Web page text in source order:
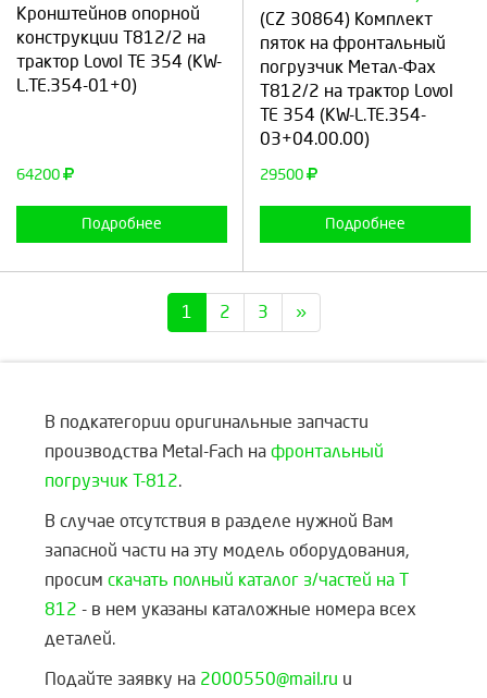
Кронштейнов опорной
конструкции T812/2 на
трактор Lovol TE 354 (KW-
L.TE.354-01+0)
64200
Подробнее
Продолжить
(CZ 30864) Комплект
пяток на фронтальный
погрузчик Метал-Фах
T812/2 на трактор Lovol
TE 354 (KW-L.TE.354-
03+04.00.00)
29500
Подробнее
Продолжить Отмена
1 2 3 »
В подкатегории оригинальные запчасти
производства Metal-Fach на фронтальный
погрузчик T-812.
В случае отсутствия в разделе нужной Вам
запасной части на эту модель оборудования,
просим скачать полный каталог з/частей на Т
812 - в нем указаны каталожные номера всех
деталей.
Подайте заявку на 2000550@mail.ru и